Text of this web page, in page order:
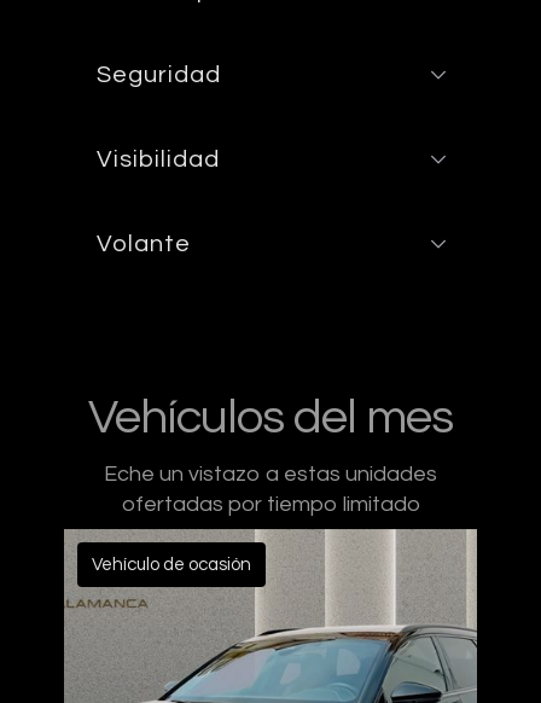
Seguridad
Visibilidad
Volante
Vehículos del mes
Eche un vistazo a estas unidades
ofertadas por tiempo limitado
Vehículo de ocasión